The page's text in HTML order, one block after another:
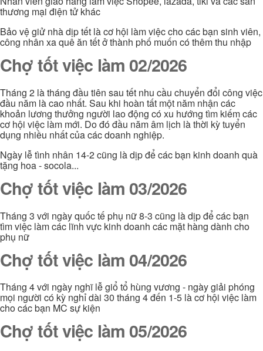
thương mại điện tử khác
Bảo vệ giử nhà dịp tết là cơ hội làm việc cho các bạn sinh viên,
công nhân xa quê ăn tết ở thành phố muốn có thêm thu nhập
Chợ tốt việc làm 02/2026
Tháng 2 là tháng đầu tiên sau tết nhu cầu chuyển đổi công việc
đầu năm là cao nhất. Sau khi hoàn tất một năm nhận các
khoản lương thưởng người lao động có xu hướng tìm kiếm các
cơ hội việc làm mới. Do đó đầu năm âm lịch là thời kỳ tuyển
dụng nhiều nhất của các doanh nghiệp.
Ngày lễ tình nhân 14-2 cũng là dịp để các bạn kinh doanh quà
tặng hoa - socola...
Chợ tốt việc làm 03/2026
Tháng 3 với ngày quốc tế phụ nữ 8-3 cũng là dịp để các bạn
tìm việc làm các lĩnh vực kinh doanh các mặt hàng dành cho
phụ nữ
Chợ tốt việc làm 04/2026
Tháng 4 với ngày nghĩ lễ giổ tổ hùng vương - ngày giải phóng
mọi người có kỳ nghỉ dài 30 tháng 4 đến 1-5 là cơ hội việc làm
cho các bạn MC sự kiện
Chợ tốt việc làm 05/2026